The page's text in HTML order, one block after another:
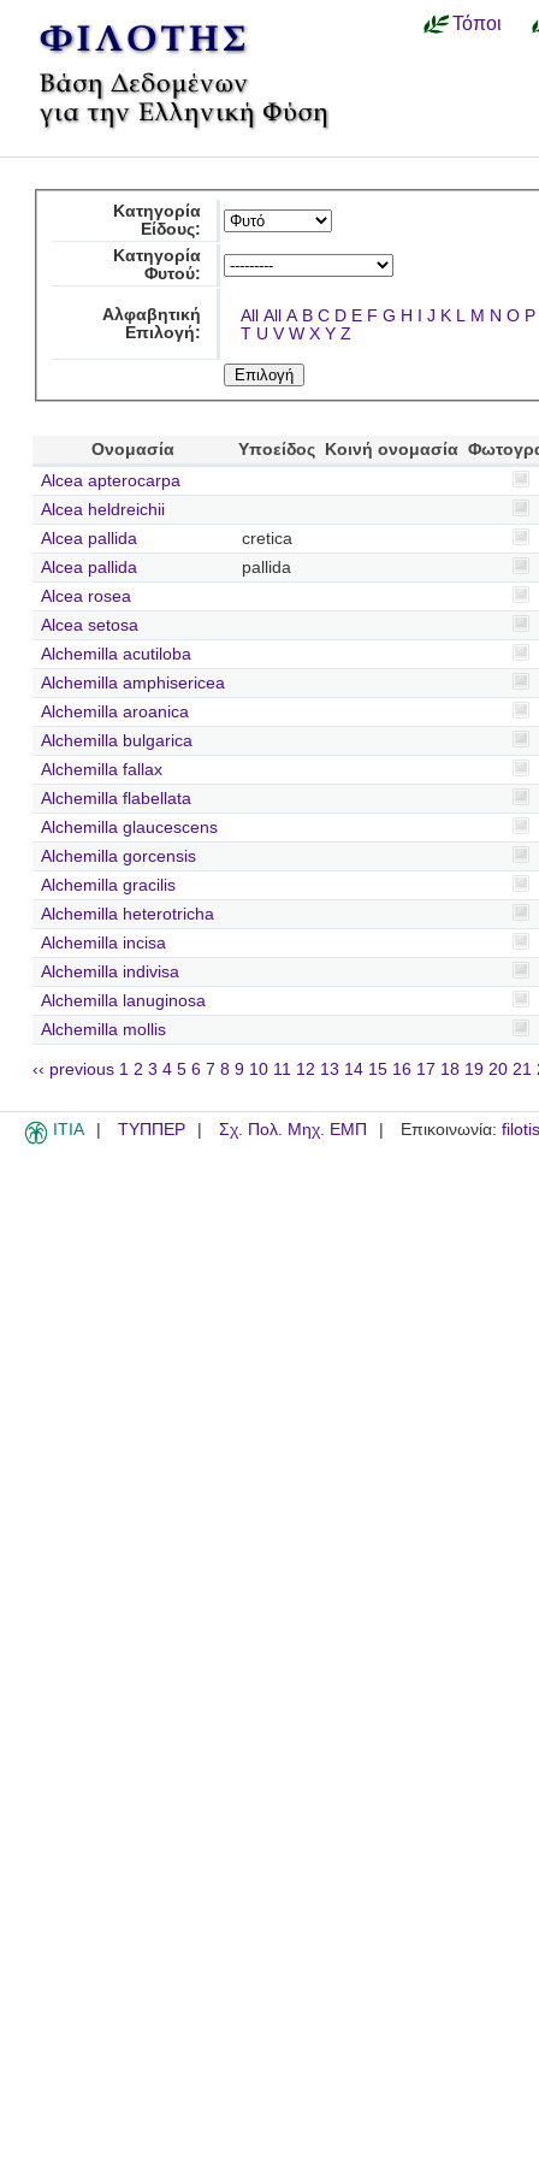
Τόποι
Κατηγορία
Είδους:
Κατηγορία
Φυτού:
Αλφαβητική
Επιλογή:
All All A B C D E F G H I J K L M N O P
T U V W X Y Z
Ονομασία Υποείδος Κοινή ονομασία
Alcea apterocarpa
Alcea heldreichii
Alcea pallida
cretica
Alcea pallida
pallida
Alcea rosea
Alcea setosa
Alchemilla acutiloba
Alchemilla amphisericea
Alchemilla aroanica
Alchemilla bulgarica
Alchemilla fallax
Alchemilla flabellata
Alchemilla glaucescens
Alchemilla gorcensis
Alchemilla gracilis
Alchemilla heterotricha
Alchemilla incisa
Alchemilla indivisa
Alchemilla lanuginosa
Alchemilla mollis
‹‹ previous 1 2 3 4 5 6 7 8 9 10 11 12 13 14 15 16 17 18 19 20 21
ITIA ΤΥΠΠΕΡ Σχ. Πολ. Μηχ. ΕΜΠ Επικοινωνία: